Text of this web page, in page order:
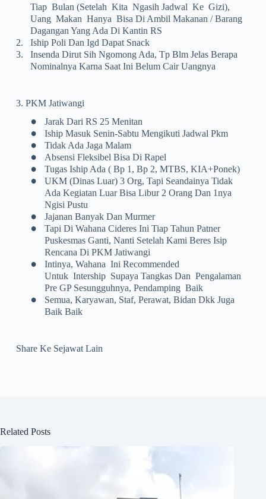
Tiap Bulan (setelah Kita Ngasih Jadwal Ke Gizi),
Uang Makan Hanya Bisa Di Ambil Makanan / Barang
Dagangan Yang Ada Di Kantin RS
2.
Iship Poli Dan Igd Dapat Snack
3.
Insenda Dirut Sih Ngomong Ada, Tp Blm Jelas Berapa
Nominalnya Karna Saat Ini Belum Cair Uangnya
3. PKM Jatiwangi
• Jarak Dari RS 25 Menitan
• Iship Masuk Senin-Sabtu Mengikuti Jadwal Pkm
• Tidak Ada Jaga Malam
• Absensi Fleksibel Bisa Di Rapel
• Tugas Iship Ada ( Bp 1, Bp 2, MTBS, KIA+Ponek)
•
UKM (dinas Luar) 3 Org, Tapi Seandainya Tidak
Ada Kegiatan Luar Bisa Libur 2 Orang Dan 1nya
Ngisi Pustu
• Jajanan Banyak Dan Murmer
•
Tapi Di Wahana Cideres Ini Tiap Tahun Patner
Puskesmas Ganti, Nanti Setelah Kami Beres Isip
Rencana Di PKM Jatiwangi
•
Intinya, Wahana Ini Recommended
Untuk Intership Supaya Tangkas Dan Pengalaman
Pre GP Sesungguhnya, Pendamping Baik
•
Semua, Karyawan, Staf, Perawat, Bidan Dkk Juga
Baik Baik
Share Ke Sejawat Lain
Related Posts